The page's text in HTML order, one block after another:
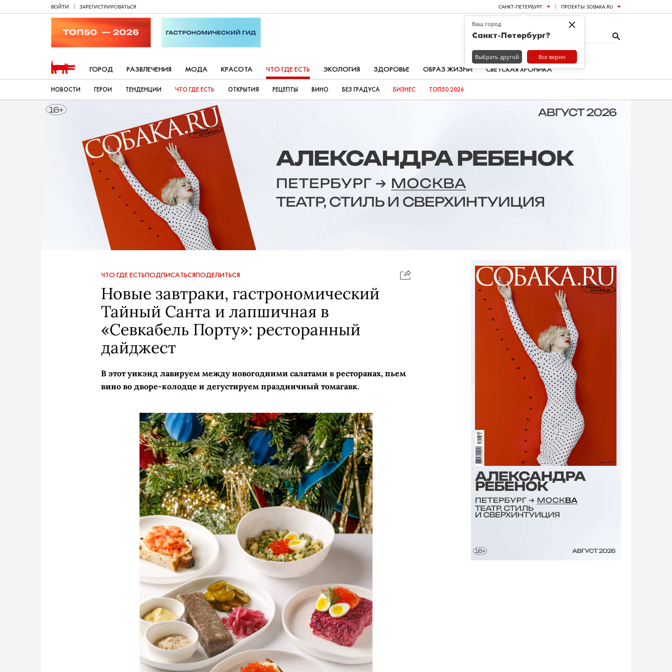
ВОЙТИ ЗАРЕГИСТРИРОВАТЬСЯ САНКТ-ПЕТЕРБУРГ ПРОЕКТЫ SOBAKA.RU
ГОРОД РАЗВЛЕЧЕНИЯ МОДА КРАСОТА ЧТО ГДЕ ЕСТЬ ЭКОЛОГИЯ ЗДОРОВЬЕ ОБРАЗ ЖИЗНИ СВЕТСКАЯ ХРОНИКА
НОВОСТИ ГЕРОИ ТЕНДЕНЦИИ ЧТО ГДЕ ЕСТЬ ОТКРЫТИЯ РЕЦЕПТЫ ВИНО БЕЗ ГРАДУСА БИЗНЕС ТОП50 2026
ЧТО ГДЕ ЕСТЬПОДПИСАТЬСЯПОДЕЛИТЬСЯ
Новые завтраки, гастрономический
Тайный Санта и лапшичная в
«Севкабель Порту»: ресторанный
дайджест
В этот уикэнд лавируем между новогодними салатами в ресторанах, пьем
вино во дворе-колодце и дегустируем праздничный томагавк.
×
Ваш город
Санкт-Петербург?
Выбрать другой Все верно